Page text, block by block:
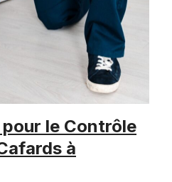
le Contrôle
à